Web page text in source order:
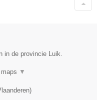
in de provincie Luik.
▼
)